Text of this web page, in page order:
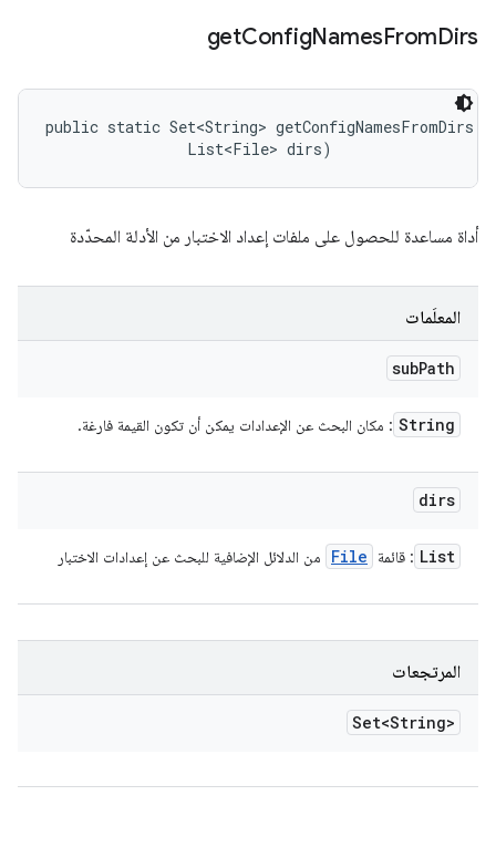
getConfigNamesFromDirs
public static Set<String>
                List<File> dirs)
أداة مساعدة للحصول على ملفات إعداد الاختبار من الأدلة المحدّدة
المعلَمات
subPath
String : مكان البحث عن الإعدادات يمكن أن تكون القيمة فارغة.
dirs
List : قائمة File من الدلائل الإضافية للبحث عن إعدادات الاختبار
المرتجعات
Set<String>